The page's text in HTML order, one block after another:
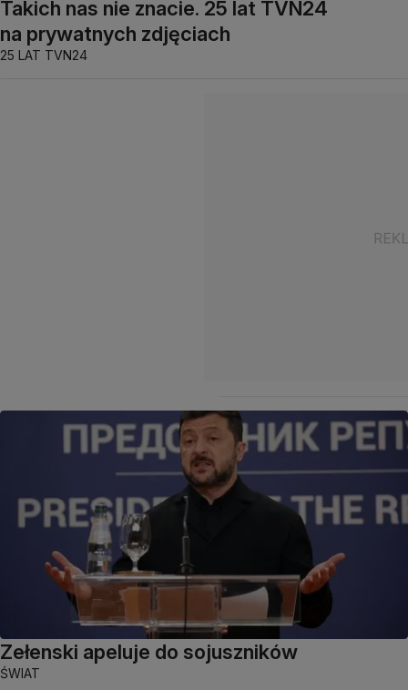
Takich nas nie znacie. 25 lat TVN24
na prywatnych zdjęciach
25 LAT TVN24
Zełenski apeluje do sojuszników
ŚWIAT